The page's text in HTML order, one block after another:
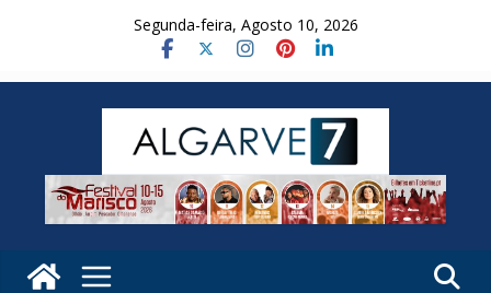
Segunda-feira, Agosto 10, 2026